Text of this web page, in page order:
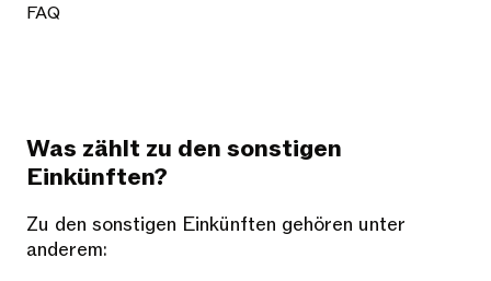
FAQ
Was zählt zu den sonstigen
Einkünften?
Zu den sonstigen Einkünften gehören unter
anderem: